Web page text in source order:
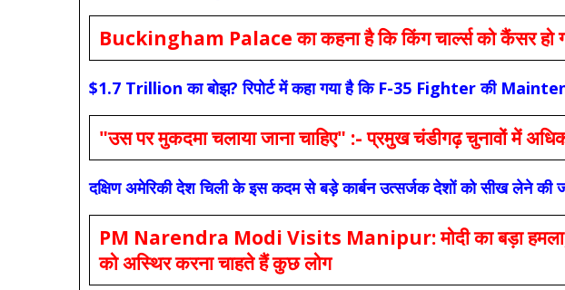
Buckingham Palace का कहना है कि किंग चार्ल्स को कैंसर हो
$1.7 Trillion का बोझ? रिपोर्ट में कहा गया है कि F-35 Fighter की
"उस पर मुकदमा चलाया जाना चाहिए" :- प्रमुख चंडीगढ़ चुनावों में
दक्षिण अमेरिकी देश चिली के इस कदम से बड़े कार्बन उत्सर्जक देशों को सीख लेने की
PM Narendra Modi Visits Manipur: मोदी का बड़ा हमला,
को अस्थिर करना चाहते हैं कुछ लोग